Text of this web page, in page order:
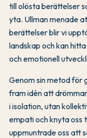
till olösta berättelser
yta. Ullman menade
berättelser blir vi
landskap och kan
och emotionell
Genom sin metod för
fram idén att
i isolation, utan
empati och knyta oss
uppmuntrade oss att